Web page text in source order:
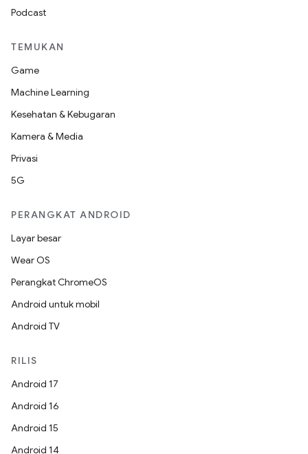
Podcast
TEMUKAN
Game
Machine Learning
Kesehatan & Kebugaran
Kamera & Media
Privasi
5G
PERANGKAT ANDROID
Layar besar
Wear OS
Perangkat ChromeOS
Android untuk mobil
Android TV
RILIS
Android 17
Android 16
Android 15
Android 14